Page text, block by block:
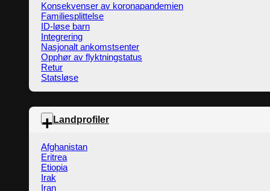
Konsekvenser av koronapandemien
Familiesplittelse
ID-løse barn
Integrering
Nasjonalt ankomstsenter
Opphør av flyktningstatus
Retur
Statsløse
Landprofiler
Afghanistan
Eritrea
Etiopia
Irak
Iran